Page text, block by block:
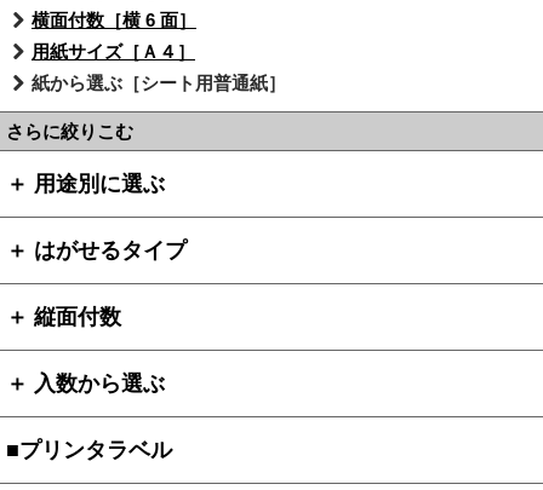
横面付数［横 6 面］
用紙サイズ［Ａ４］
紙から選ぶ［シート用普通紙］
さらに絞りこむ
＋ 用途別に選ぶ
＋ はがせるタイプ
＋ 縦面付数
＋ 入数から選ぶ
■プリンタラベル